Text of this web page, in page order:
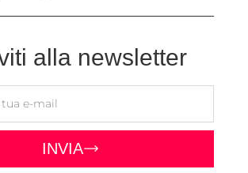
alla newsletter
INVIA